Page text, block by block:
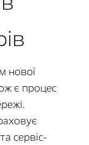
нової
є процес
сервіс-